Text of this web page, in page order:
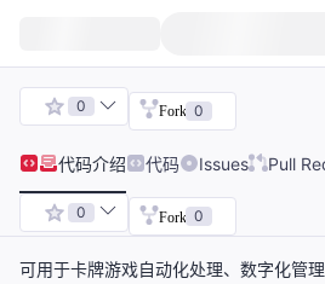
0 Fork 0
代码介绍 代码 Issues Pull
0 Fork 0
可用于卡牌游戏自动化处理、数字化管